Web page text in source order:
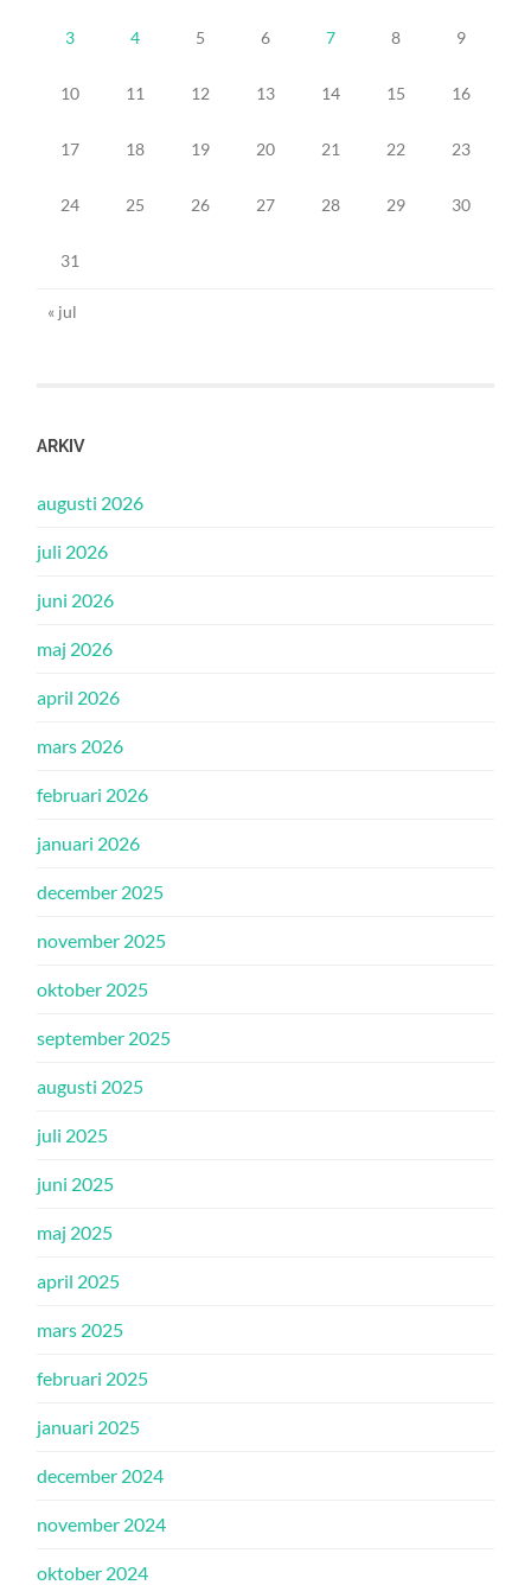
3 4 5 6 7 8 9
10 11 12 13 14 15 16
17 18 19 20 21 22 23
24 25 26 27 28 29 30
31
« jul
ARKIV
augusti 2026
juli 2026
juni 2026
maj 2026
april 2026
mars 2026
februari 2026
januari 2026
december 2025
november 2025
oktober 2025
september 2025
augusti 2025
juli 2025
juni 2025
maj 2025
april 2025
mars 2025
februari 2025
januari 2025
december 2024
november 2024
oktober 2024